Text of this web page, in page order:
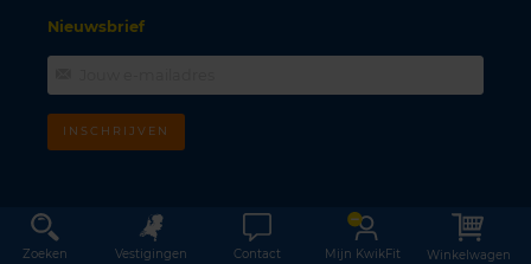
Nieuwsbrief
INSCHRIJVEN
Zoeken Vestigingen Contact Mijn KwikFit Winkelwagen